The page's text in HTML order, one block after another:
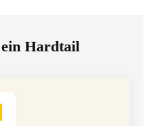
Hardtail